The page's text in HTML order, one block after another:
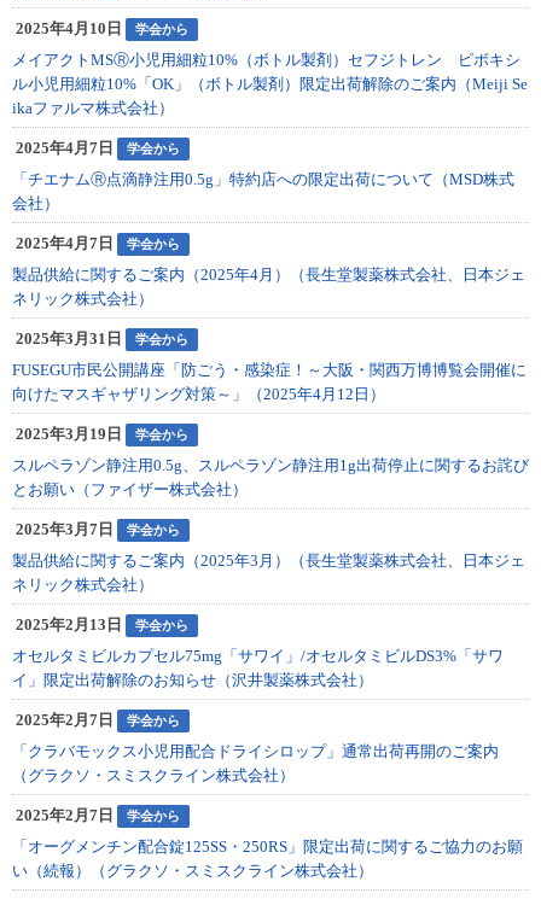
2025年4月10日 学会から
メイアクトMSⓇ小児用細粒10%（ボトル製剤）セフジトレン ピボキシ
ル小児用細粒10%「OK」（ボトル製剤）限定出荷解除のご案内（Meiji Se
ikaファルマ株式会社）
2025年4月7日 学会から
「チエナムⓇ点滴静注用0.5g」特約店への限定出荷について（MSD株式
会社）
2025年4月7日 学会から
製品供給に関するご案内（2025年4月）（長生堂製薬株式会社、日本ジェ
ネリック株式会社）
2025年3月31日 学会から
FUSEGU市民公開講座「防ごう・感染症！～大阪・関西万博博覧会開催に
向けたマスギャザリング対策～」（2025年4月12日）
2025年3月19日 学会から
スルペラゾン静注用0.5g、スルペラゾン静注用1g出荷停止に関するお詫び
とお願い（ファイザー株式会社）
2025年3月7日 学会から
製品供給に関するご案内（2025年3月）（長生堂製薬株式会社、日本ジェ
ネリック株式会社）
2025年2月13日 学会から
オセルタミビルカプセル75mg「サワイ」/オセルタミビルDS3%「サワ
イ」限定出荷解除のお知らせ（沢井製薬株式会社）
2025年2月7日 学会から
「クラバモックス小児用配合ドライシロップ」通常出荷再開のご案内
（グラクソ・スミスクライン株式会社）
2025年2月7日 学会から
「オーグメンチン配合錠125SS・250RS」限定出荷に関するご協力のお願
い（続報）（グラクソ・スミスクライン株式会社）